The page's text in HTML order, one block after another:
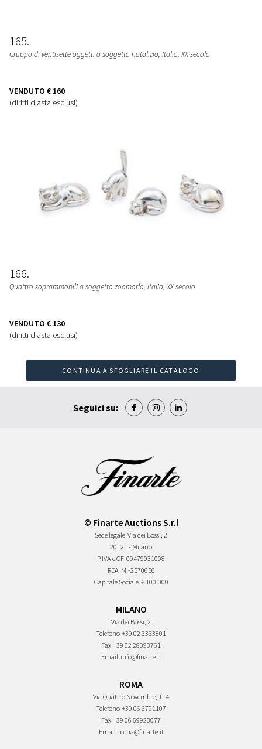
165
Gruppo di ventisette oggetti a soggetto natalizio, Italia, XX secolo
VENDUTO € 160
(diritti d'asta esclusi)
166
Quattro soprammobili a soggetto zoomorfo, Italia, XX secolo
VENDUTO € 130
(diritti d'asta esclusi)
CONTINUA A SFOGLIARE IL CATALOGO
Seguici su:
© Finarte Auctions S.r.l
Sede legale Via dei Bossi, 2
20121 - Milano
P.IVA e CF 09479031008
REA MI-2570656
Capitale Sociale € 100.000
MILANO
Via dei Bossi, 2
Telefono +39 02 3363801
Fax +39 02 28093761
Email info@finarte.it
ROMA
Via Quattro Novembre, 114
Telefono +39 06 6791107
Fax +39 06 69923077
Email roma@finarte.it